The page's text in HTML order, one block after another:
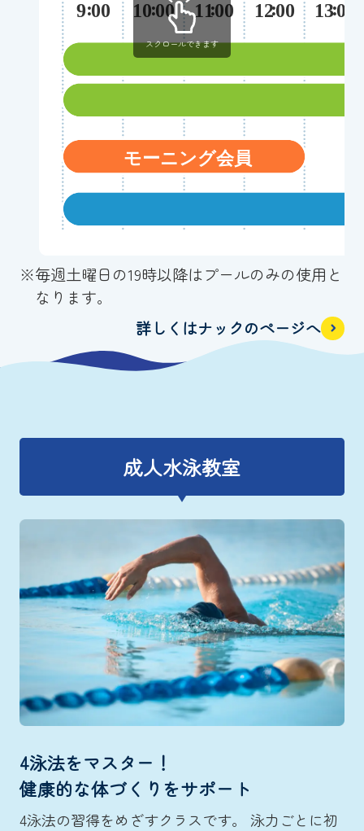
スクロールできます
※毎週土曜日の19時以降はプールのみの使用と
なります。
詳しくはナックのページへ
成人水泳教室
4泳法をマスター！
健康的な体づくりをサポート
4泳法の習得をめざすクラスです。 泳力ごとに初